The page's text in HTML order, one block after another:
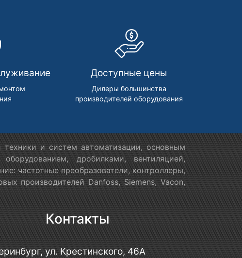
Доступные цены
Дилеры большинства
производителей оборудования
и систем автоматизации, основным
дробилками, вентиляцией,
частотные преобразователи, контроллеры,
производителей Danfoss, Siemens, Vacon,
Контакты
ул. Крестинского, 46А